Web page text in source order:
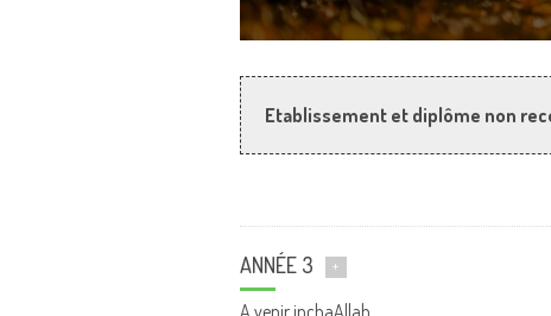
Etablissement et diplôme non
ANNÉE 3 +
A venir inchaAllah